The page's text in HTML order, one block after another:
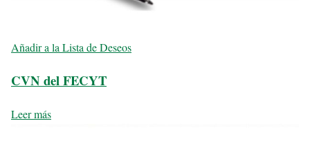
Añadir a la Lista de Deseos
CVN del FECYT
Leer más